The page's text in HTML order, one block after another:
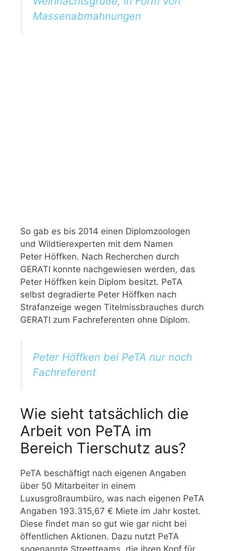
Massenabmahnungen
So gab es bis 2014 einen Diplomzoologen
und Wildtierexperten mit dem Namen
Peter Höffken. Nach Recherchen durch
GERATI konnte nachgewiesen werden, das
Peter Höffken kein Diplom besitzt. PeTA
selbst degradierte Peter Höffken nach
Strafanzeige wegen Titelmissbrauches durch
GERATI zum Fachreferenten ohne Diplom.
Peter Höffken bei PeTA nur noch
Fachreferent
Wie sieht tatsächlich die
Arbeit von PeTA im
Bereich Tierschutz aus?
PeTA beschäftigt nach eigenen Angaben
über 50 Mitarbeiter in einem
Luxusgroßraumbüro, was nach eigenen PeTA
Angaben 193.315,67 € Miete im Jahr kostet.
Diese findet man so gut wie gar nicht bei
öffentlichen Aktionen. Dazu nutzt PeTA